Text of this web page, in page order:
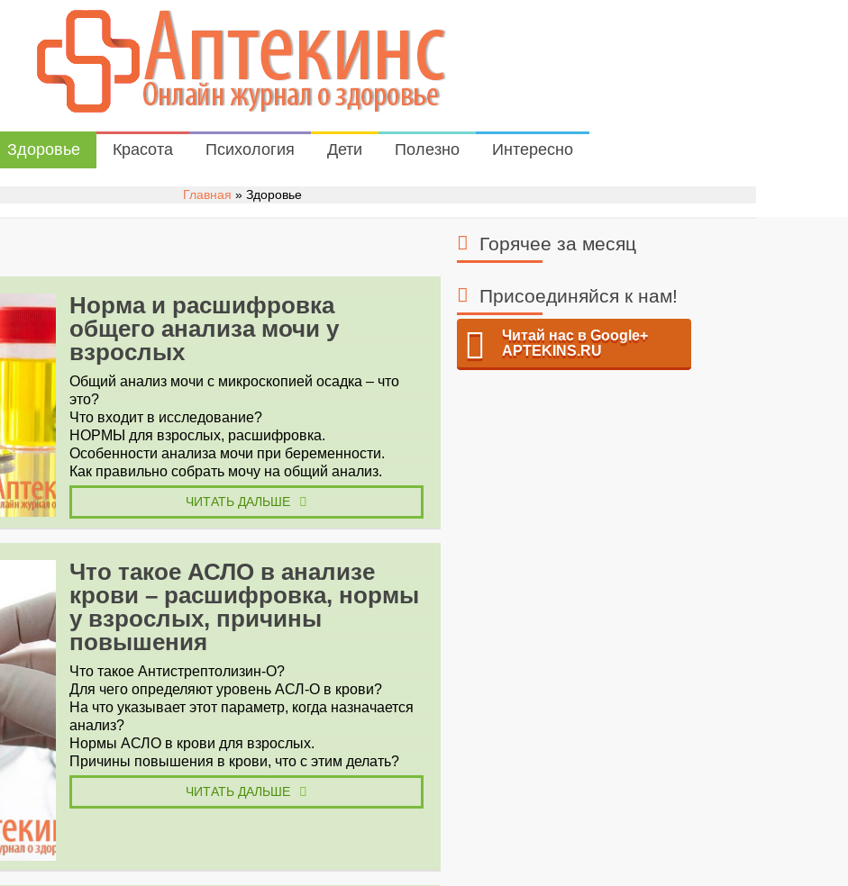
Здоровье Красота Психология Дети Полезно Интересно
Главная » Здоровье
Норма и расшифровка
общего анализа мочи у
взрослых
Общий анализ мочи с микроскопией осадка – что
это?
Что входит в исследование?
НОРМЫ для взрослых, расшифровка.
Особенности анализа мочи при беременности.
Как правильно собрать мочу на общий анализ.
ЧИТАТЬ ДАЛЬШЕ
Что такое АСЛО в анализе
крови – расшифровка, нормы
у взрослых, причины
повышения
Что такое Антистрептолизин-О?
Для чего определяют уровень АСЛ-О в крови?
На что указывает этот параметр, когда назначается
анализ?
Нормы АСЛО в крови для взрослых.
Причины повышения в крови, что с этим делать?
ЧИТАТЬ ДАЛЬШЕ
Горячее за месяц
Присоединяйся к нам!
Читай нас в Google+
APTEKINS.RU